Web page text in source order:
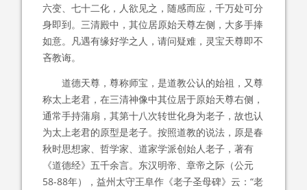
六变、七十二化，人欲见之，随感而应，千万处可分
身即到。三清殿中，其位居原始天尊左侧，大多手捧
如意。凡遇有缘好学之人，请问疑难，灵宝天尊即不
吝教诲。
道德天尊，尊称师宝，是道教公认的始祖，又尊
称太上老君，在三清神像中其位居于原始天尊右侧，
通常手持蒲扇，其第十八次转世化身为老子，故也认
为太上老君的原型是老子。按照道教的说法，原是春
秋时思想家、哲学家、道家学派创始人老子，著有
《道德经》五千余言。东汉明帝、章帝之际（公元
58-88年），益州太守王阜作《老子圣母碑》云：“老